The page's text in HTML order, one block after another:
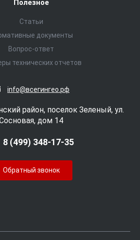
Полезное
Статьи
документы
Вопрос-ответ
технических отчетов
info@всегингео.рф
район, поселок Зеленый, ул.
дом 14
8 (499) 348-17-35
Обратный звонок